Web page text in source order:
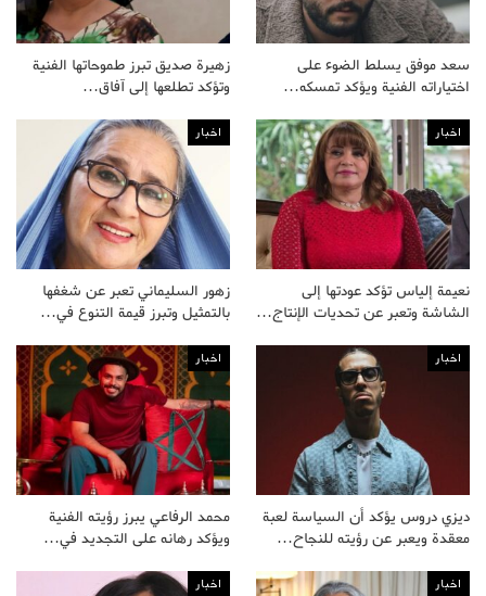
سعد موفق يسلط الضوء على
اختياراته الفنية ويؤكد تمسكه…
زهيرة صديق تبرز طموحاتها الفنية
وتؤكد تطلعها إلى آفاق…
اخبار
نعيمة إلياس تؤكد عودتها إلى
الشاشة وتعبر عن تحديات الإنتاج…
اخبار
زهور السليماني تعبر عن شغفها
بالتمثيل وتبرز قيمة التنوع في…
اخبار
ديزي دروس يؤكد أن السياسة لعبة
معقدة ويعبر عن رؤيته للنجاح…
اخبار
محمد الرفاعي يبرز رؤيته الفنية
ويؤكد رهانه على التجديد في…
اخبار اخبار